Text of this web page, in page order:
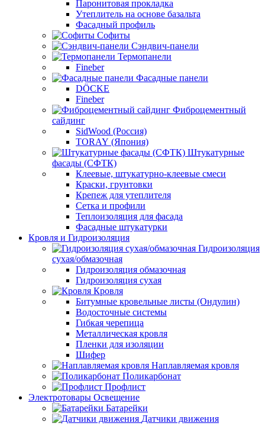
Паронитовая прокладка
Утеплитель на основе базальта
Фасадный профиль
Софиты
Сэндвич-панели
Термопанели
Fineber
Фасадные панели
DÖCKE
Fineber
Фиброцементный
сайдинг
SidWood (Россия)
TORAY (Япония)
Штукатурные
фасады (СФТК)
Клеевые, штукатурно-клеевые смеси
Краски, грунтовки
Крепеж для утеплителя
Сетка и профили
Теплоизоляция для фасада
Фасадные штукатурки
Кровля и Гидроизоляция
Гидроизоляция
сухая/обмазочная
Гидроизоляция обмазочная
Гидроизоляция сухая
Кровля
Битумные кровельные листы (Ондулин)
Водосточные системы
Гибкая черепица
Металлическая кровля
Пленки для изоляции
Шифер
Наплавляемая кровля
Поликарбонат
Профлист
Электротовары Освещение
Батарейки
Датчики движения